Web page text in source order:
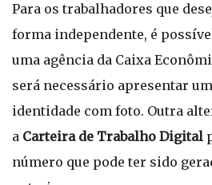
Para os trabalhadores que
forma independente, é
uma agência da Caixa
será necessário apresentar
identidade com foto. Outra
a Carteira de Trabalho Digital
número que pode ter sido